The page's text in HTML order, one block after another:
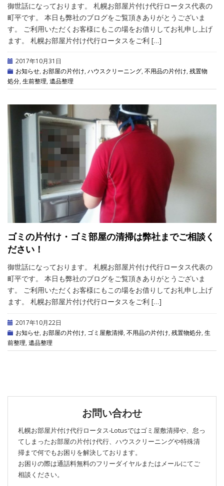
御世話になっております。 札幌お部屋片付け代行ロータス代表の
町平です。 本日も弊社のブログをご覧頂きありがとうございま
す。 ご利用いただくお客様にもこの場をお借りしてお礼申し上げ
ます。 札幌お部屋片付け代行ロータスをご利 […]
2017年10月31日
お知らせ, お部屋の片付け, ハウスクリーニング, 不用品の片付け, 残置物
処分, 生前整理, 遺品整理
ゴミの片付け・ゴミ部屋の清掃は弊社までご相談く
ださい！
御世話になっております。 札幌お部屋片付け代行ロータス代表の
町平です。 本日も弊社のブログをご覧頂きありがとうございま
す。 ご利用いただくお客様にもこの場をお借りしてお礼申し上げ
ます。 札幌お部屋片付け代行ロータスをご利 […]
2017年10月22日
お知らせ, お部屋の片付け, ゴミ屋敷清掃, 不用品の片付け, 残置物処分, 生
前整理, 遺品整理
お問い合わせ
札幌お部屋片付け代行ロータス‐Lotusではゴミ屋敷清掃や、怠っ
てしまったお部屋の片付け代行、ハウスクリーニングや特殊清
掃まで何でもお困りを解決しております。
お困りの際は通話料無料のフリーダイヤルまたはメールにてご
相談ください。